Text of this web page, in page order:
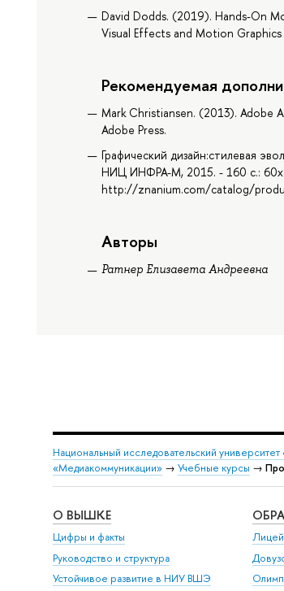
David Dodds. (2019). Hands-On
Visual Effects and Motion Graphics
Рекомендуемая
Mark Christiansen. (2013). Adobe
Adobe Press.
Графический дизайн:стилевая
НИЦ ИНФРА-М, 2015. - 160 с.:
http://znanium.com/catalog/
Авторы
Ратнер Елизавета Андреевна
Национальный исследовательский
«Медиакоммуникации» → Учебные курсы →
О ВЫШКЕ
Цифры и факты
Руководство и структура
Устойчивое развитие в НИУ ВШЭ
Лицей